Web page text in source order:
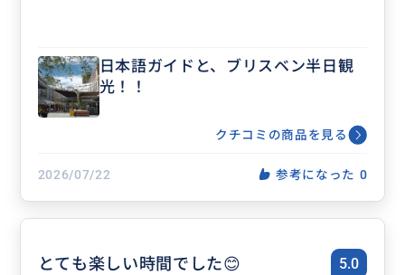
日本語ガイドと、ブリスベン半日観
光！！
クチコミの商品を見る
2026/07/22 参考になった 0
とても楽しい時間でした😊 5.0